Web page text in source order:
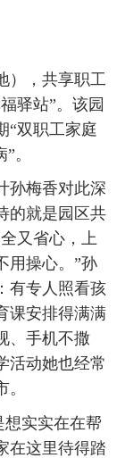
），共享职工
驿站”。该园
“双职工家庭
。
孙梅香对此深
的就是园区共
又省心，上
用操心。”孙
有专人照看孩
课安排得满满
、手机不撒
活动她也经常
想实实在在帮
在这里待得踏